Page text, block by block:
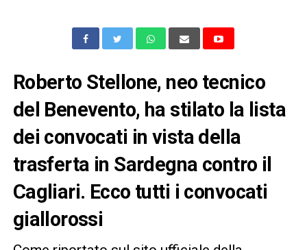
Roberto Stellone, neo tecnico
del Benevento, ha stilato la lista
dei convocati in vista della
trasferta in Sardegna contro il
Cagliari. Ecco tutti i convocati
giallorossi